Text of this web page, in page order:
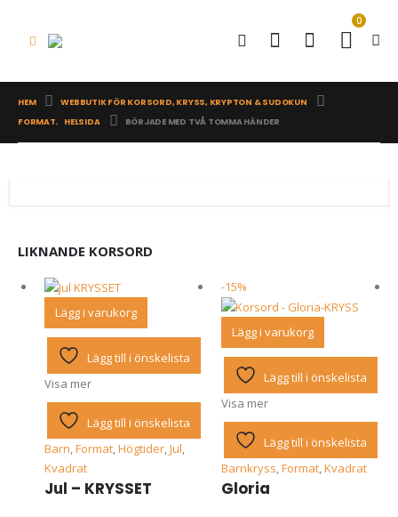
0
HEM
WEBBUTIK FÖR KORSORD, KRYSS, KRYPTON & SUDOKUN
FORMAT, HELSIDA BÖRJADE MED TVÅ TOMMA HÄNDER
LIKNANDE KORSORD
Lägg i varukorg
Lägg till i önskelista
Visa mer
Lägg till i önskelista
Barn,Format,Högtider,Jul,
Kvadrat
Jul – KRYSSET
-15%
Lägg i varukorg
Lägg till i önskelista
Visa mer
Lägg till i önskelista
Barnkryss,Format,Kvadrat
Gloria